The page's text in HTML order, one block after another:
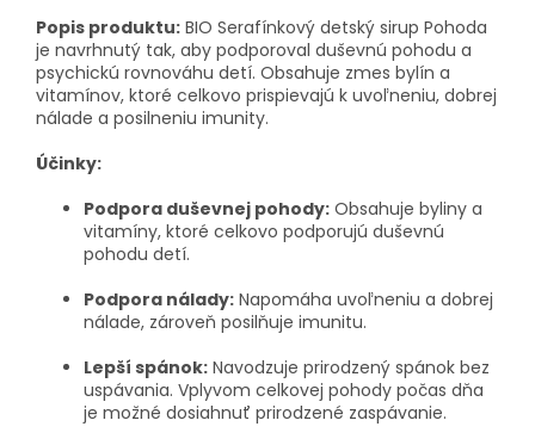
Popis produktu: BIO Serafínkový detský sirup Pohoda
je navrhnutý tak, aby podporoval duševnú pohodu a
psychickú rovnováhu detí. Obsahuje zmes bylín a
vitamínov, ktoré celkovo prispievajú k uvoľneniu, dobrej
nálade a posilneniu imunity.
Účinky:
Podpora duševnej pohody: Obsahuje byliny a
vitamíny, ktoré celkovo podporujú duševnú
pohodu detí.
Podpora nálady: Napomáha uvoľneniu a dobrej
nálade, zároveň posilňuje imunitu.
Lepší spánok: Navodzuje prirodzený spánok bez
uspávania. Vplyvom celkovej pohody počas dňa
je možné dosiahnuť prirodzené zaspávanie.